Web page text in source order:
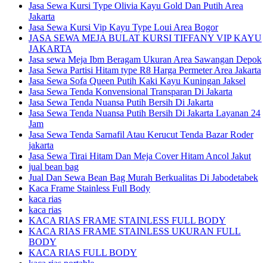
Jasa Sewa Kursi Type Olivia Kayu Gold Dan Putih Area
Jakarta
Jasa Sewa Kursi Vip Kayu Type Loui Area Bogor
JASA SEWA MEJA BULAT KURSI TIFFANY VIP KAYU
JAKARTA
Jasa sewa Meja Ibm Beragam Ukuran Area Sawangan Depok
Jasa Sewa Partisi Hitam type R8 Harga Permeter Area Jakarta
Jasa Sewa Sofa Queen Putih Kaki Kayu Kuningan Jaksel
Jasa Sewa Tenda Konvensional Transparan Di Jakarta
Jasa Sewa Tenda Nuansa Putih Bersih Di Jakarta
Jasa Sewa Tenda Nuansa Putih Bersih Di Jakarta Layanan 24
Jam
Jasa Sewa Tenda Sarnafil Atau Kerucut Tenda Bazar Roder
jakarta
Jasa Sewa Tirai Hitam Dan Meja Cover Hitam Ancol Jakut
jual bean bag
Jual Dan Sewa Bean Bag Murah Berkualitas Di Jabodetabek
Kaca Frame Stainless Full Body
kaca rias
kaca rias
KACA RIAS FRAME STAINLESS FULL BODY
KACA RIAS FRAME STAINLESS UKURAN FULL
BODY
KACA RIAS FULL BODY